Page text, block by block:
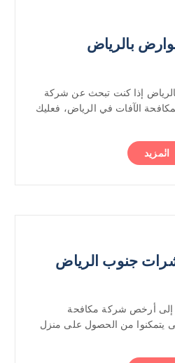
بالرياض
إذا كنت تبحث عن شركة
الآفات في الرياض، فعليك
المزيد
جنوب الرياض
إلى أرخص شركة مكافحة
يتمكنوا من الحصول على منزل